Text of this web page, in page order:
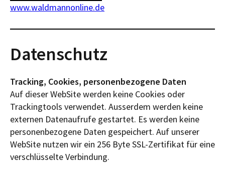
www.waldmannonline.de
Datenschutz
Tracking, Cookies, personenbezogene Daten
Auf dieser WebSite werden keine Cookies oder
Trackingtools verwendet. Ausserdem werden keine
externen Datenaufrufe gestartet. Es werden keine
personenbezogene Daten gespeichert. Auf unserer
WebSite nutzen wir ein 256 Byte SSL-Zertifikat für eine
verschlüsselte Verbindung.